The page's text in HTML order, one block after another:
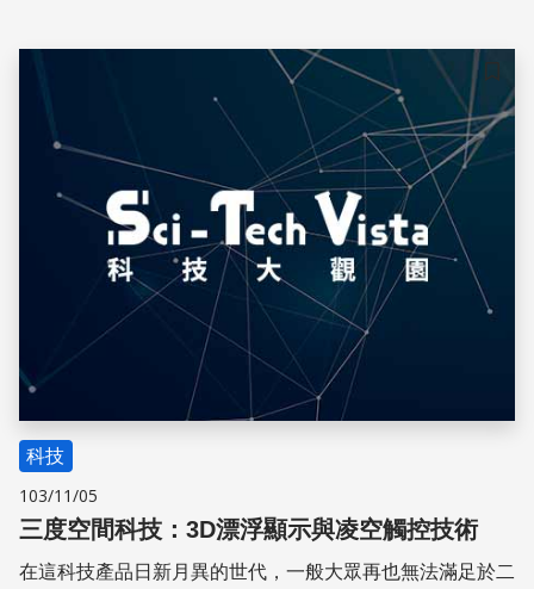
儲存
科技
103/11/05
三度空間科技：3D漂浮顯示與凌空觸控技術
在這科技產品日新月異的世代，一般大眾再也無法滿足於二